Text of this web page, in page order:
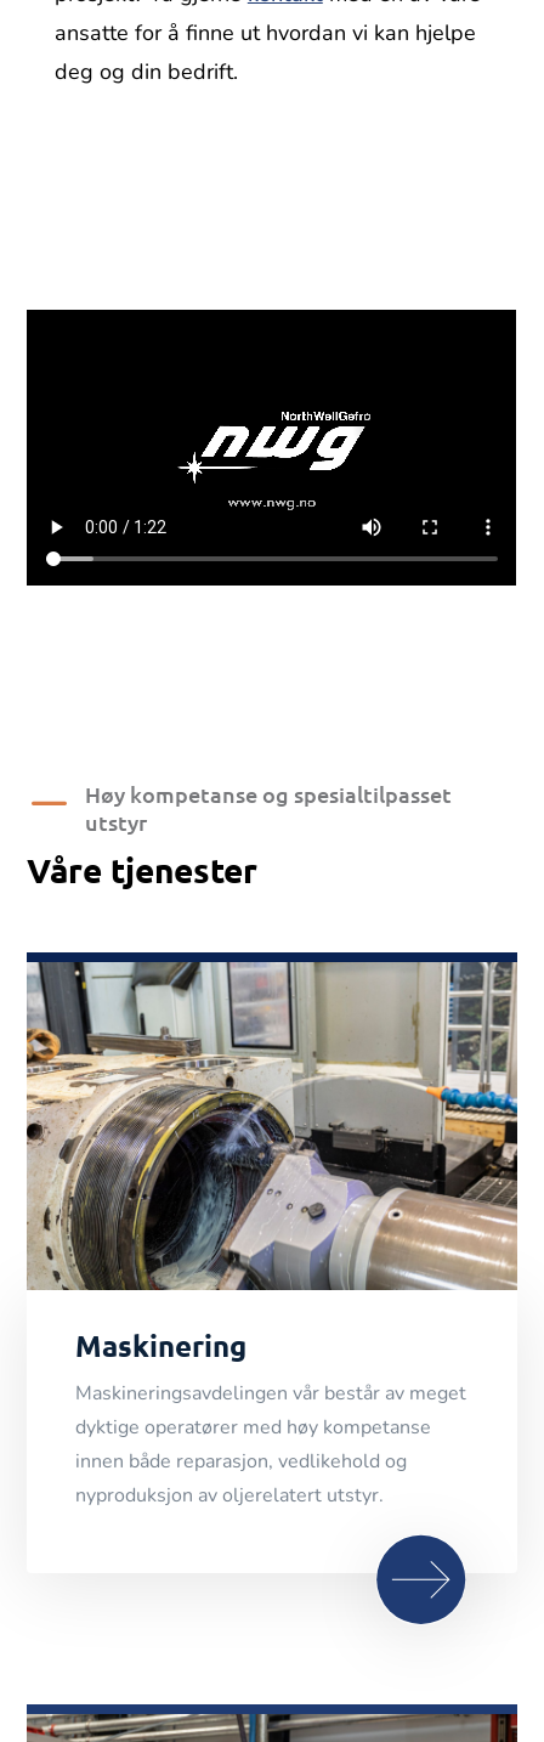
ansatte for å finne ut hvordan vi kan hjelpe
deg og din bedrift.
K
Høy kompetanse og spesialtilpasset
utstyr
Våre tjenester
Maskinering
Maskineringsavdelingen vår består av meget
dyktige operatører med høy kompetanse
innen både reparasjon, vedlikehold og
nyproduksjon av oljerelatert utstyr.